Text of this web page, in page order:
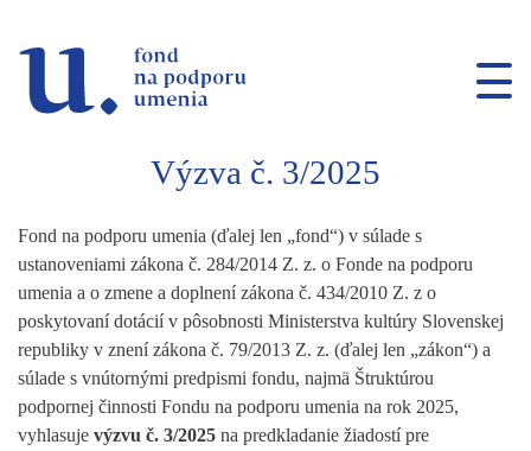
Výzva č. 3/2025
Fond na podporu umenia (ďalej len „fond“) v súlade s
ustanoveniami zákona č. 284/2014 Z. z. o Fonde na podporu
umenia a o zmene a doplnení zákona č. 434/2010 Z. z o
poskytovaní dotácií v pôsobnosti Ministerstva kultúry Slovenskej
republiky v znení zákona č. 79/2013 Z. z. (ďalej len „zákon“) a
súlade s vnútornými predpismi fondu, najmä Štruktúrou
podpornej činnosti Fondu na podporu umenia na rok 2025,
vyhlasuje výzvu č. 3/2025 na predkladanie žiadostí pre